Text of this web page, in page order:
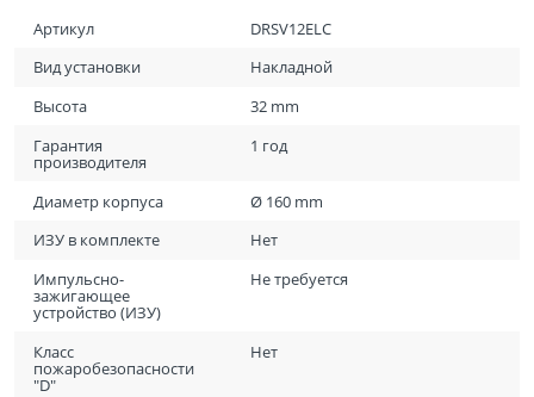
Артикул
DRSV12ELC
Вид установки
Накладной
Высота
32 mm
Гарантия
производителя
1 год
Диаметр корпуса
Ø 160 mm
ИЗУ в комплекте
Нет
Импульсно-
зажигающее
устройство (ИЗУ)
Не требуется
Класс
пожаробезопасности
"D"
Нет